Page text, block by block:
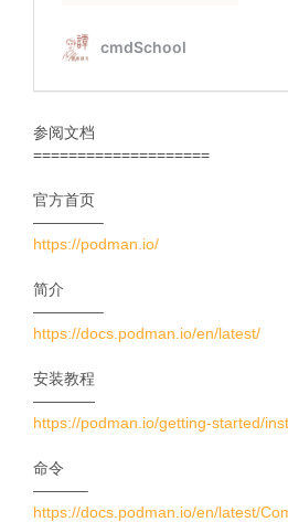
参阅文档
====================
官方首页
————–
https://podman.io/
简介
————–
https://docs.podman.io/en/latest/
安装教程
————
https://podman.io/getting-started/
命令
———–
https://docs.podman.io/en/latest/